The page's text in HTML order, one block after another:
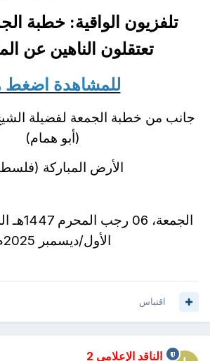
تلفزيون الواقية: خطبة
تعتقلون الناهين عن
للمشاهدة اضغط
جانب من خطبة الجمعة لفضيلة
(أبو همام)
الأرض المباركة
الأول/ديسمبر 2025م
اقتباس
الناقد الإعلامي 2